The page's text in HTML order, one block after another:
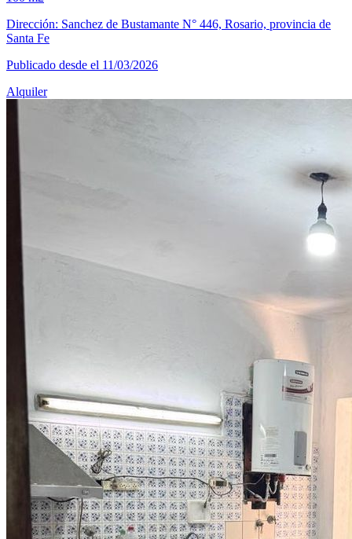
Dirección: Sanchez de Bustamante N° 446, Rosario, provincia de
Santa Fe
Publicado desde el 11/03/2026
Alquiler